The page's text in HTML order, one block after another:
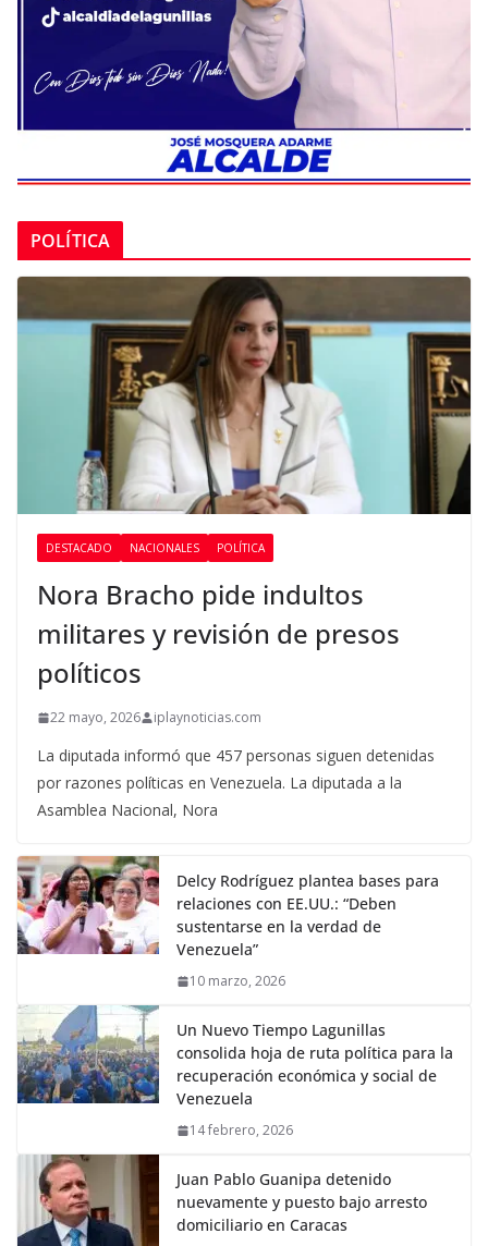
POLÍTICA
DESTACADO NACIONALES POLÍTICA
Nora Bracho pide indultos
militares y revisión de presos
políticos
22 mayo, 2026 iplaynoticias.com
La diputada informó que 457 personas siguen detenidas
por razones políticas en Venezuela. La diputada a la
Asamblea Nacional, Nora
Delcy Rodríguez plantea bases para
relaciones con EE.UU.: “Deben
sustentarse en la verdad de
Venezuela”
10 marzo, 2026
Un Nuevo Tiempo Lagunillas
consolida hoja de ruta política para la
recuperación económica y social de
Venezuela
14 febrero, 2026
Juan Pablo Guanipa detenido
nuevamente y puesto bajo arresto
domiciliario en Caracas